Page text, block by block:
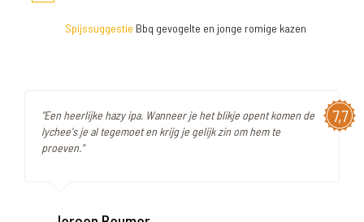
Spijssuggestie Bbq gevogelte en jonge romige kazen
7,7
"Een heerlijke hazy ipa. Wanneer je het blikje opent komen de
lychee's je al tegemoet en krijg je gelijk zin om hem te
proeven."